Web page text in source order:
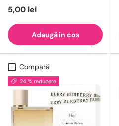
5,00 lei
Adaugă in cos
Compară
24 % reducere